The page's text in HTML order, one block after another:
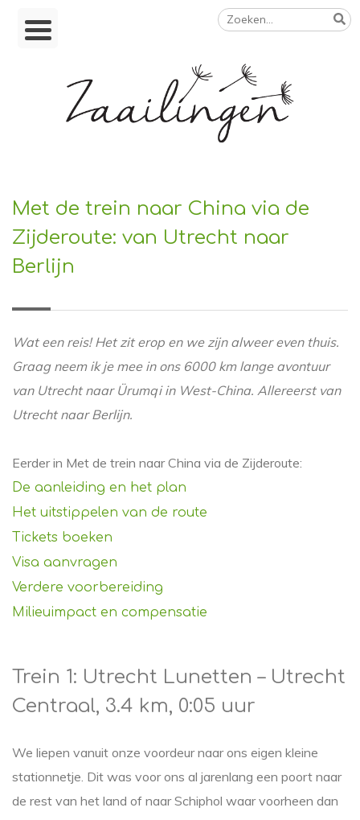
Skip
Zoeken
naar:
Met de trein naar China via de
Zijderoute: van Utrecht naar
Berlijn
Wat een reis! Het zit erop en we zijn alweer even thuis.
Graag neem ik je mee in ons 6000 km lange avontuur
van Utrecht naar Ürumqi in West-China. Allereerst van
Utrecht naar Berlijn.
Eerder in Met de trein naar China via de Zijderoute:
De aanleiding en het plan
Het uitstippelen van de route
Tickets boeken
Visa aanvragen
Verdere voorbereiding
Milieuimpact en compensatie
Trein 1: Utrecht Lunetten – Utrecht
Centraal, 3.4 km, 0:05 uur
We liepen vanuit onze voordeur naar ons eigen kleine
stationnetje. Dit was voor ons al jarenlang een poort naar
de rest van het land of naar Schiphol waar voorheen dan